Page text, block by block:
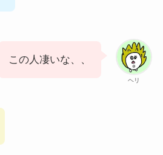
ヘリ
この人凄いな、、